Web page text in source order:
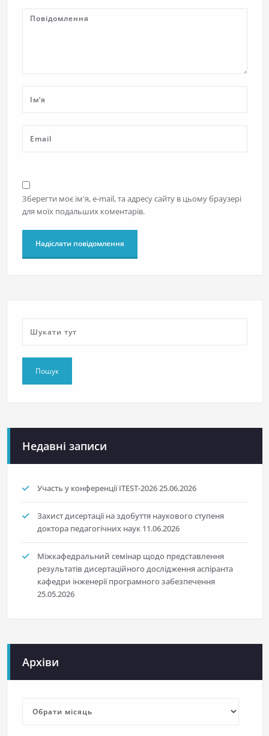
Зберегти моє ім'я, e-mail, та адресу сайту в цьому браузері
для моїх подальших коментарів.
Недавні записи
Участь у конференції ITEST-202625.06.2026
Захист дисертації на здобуття наукового ступеня
доктора педагогічних наук 11.06.2026
Міжкафедральний семінар щодо представлення
результатів дисертаційного дослідження аспіранта
кафедри інженерії програмного забезпечення
25.05.2026
Архіви